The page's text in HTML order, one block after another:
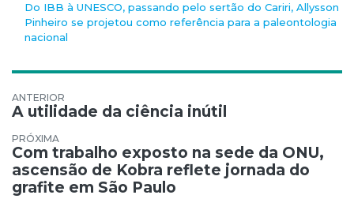
Do IBB à UNESCO, passando pelo sertão do Cariri, Allysson
Pinheiro se projetou como referência para a paleontologia
nacional
Navegação de Post
A utilidade da ciência inútil
Com trabalho exposto na sede da ONU,
ascensão de Kobra reflete jornada do
grafite em São Paulo